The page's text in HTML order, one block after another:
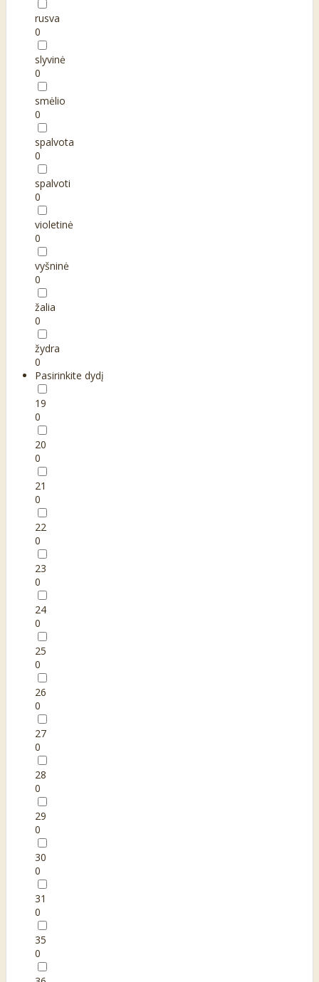
rusva
0
slyvinė
0
smėlio
0
spalvota
0
spalvoti
0
violetinė
0
vyšninė
0
žalia
0
žydra
0
Pasirinkite dydį
19
0
20
0
21
0
22
0
23
0
24
0
25
0
26
0
27
0
28
0
29
0
30
0
31
0
35
0